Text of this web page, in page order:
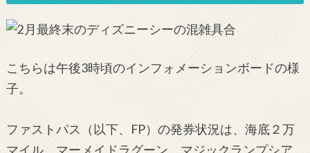
こちらは午後3時頃のインフォメーションボードの様
子。
ファストパス（以下、FP）の発券状況は、海底２万
マイル、マーメイドラグーン、マジックランプシア